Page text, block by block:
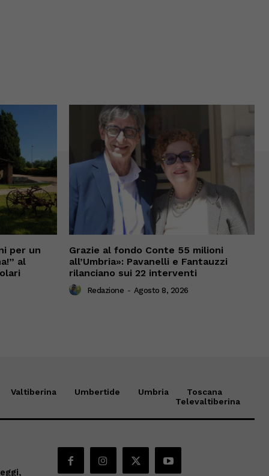
per un
al
Grazie al fondo Conte 55 milioni
all’Umbria»: Pavanelli e Fantauzzi
rilanciano sui 22 interventi
Redazione - Agosto 8, 2026
Valtiberina Umbertide Umbria
Toscana
Televaltiberina